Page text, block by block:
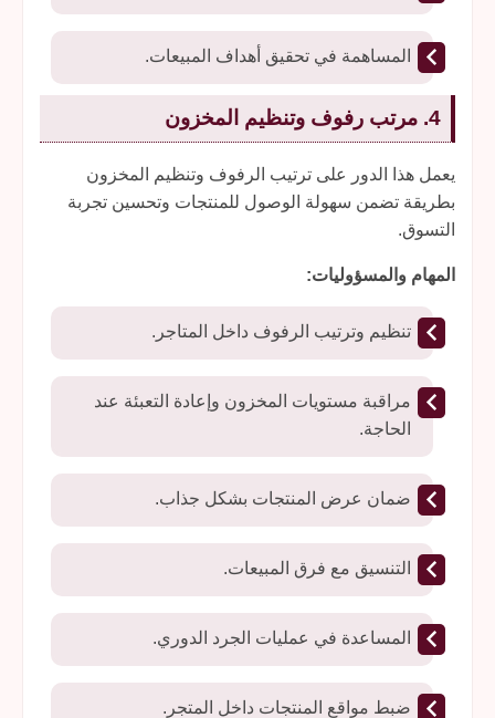
المساهمة في تحقيق أهداف المبيعات.
4. مرتب رفوف وتنظيم المخزون
يعمل هذا الدور على ترتيب الرفوف وتنظيم المخزون
بطريقة تضمن سهولة الوصول للمنتجات وتحسين تجربة
التسوق.
المهام والمسؤوليات:
تنظيم وترتيب الرفوف داخل المتاجر.
مراقبة مستويات المخزون وإعادة التعبئة عند
الحاجة.
ضمان عرض المنتجات بشكل جذاب.
التنسيق مع فرق المبيعات.
المساعدة في عمليات الجرد الدوري.
ضبط مواقع المنتجات داخل المتجر.